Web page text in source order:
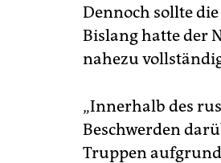
Dennoch sollte
Bislang hatte der
nahezu
„Innerhalb des
Beschwerden
Truppen